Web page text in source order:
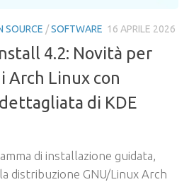
SOURCE /SOFTWARE 16 APRILE 2026
4.2: Novità per
Arch Linux con
di KDE
di installazione guidata,
distribuzione GNU/Linux Arch